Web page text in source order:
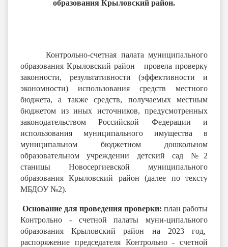
образования Крыловский район.
Контрольно-счетная палата муниципального
образования Крыловский район провела проверку
законности, результативности (эффективности и
экономности) использования средств местного
бюджета, а также средств, получаемых местным
бюджетом из иных источников, предусмотренных
законодательством Российской Федерации и
использования муниципального имущества в
муниципальном бюджетном дошкольном
образовательном учреждении детский сад №2
станицы Новосергиевской муниципального
образования Крыловский район (далее по тексту
МБДОУ №2).
Основание для проведения проверки: план работы
Контрольно - счетной палаты муни-ципального
образования Крыловский район на 2023 год,
распоряжение председателя Контрольно - счетной